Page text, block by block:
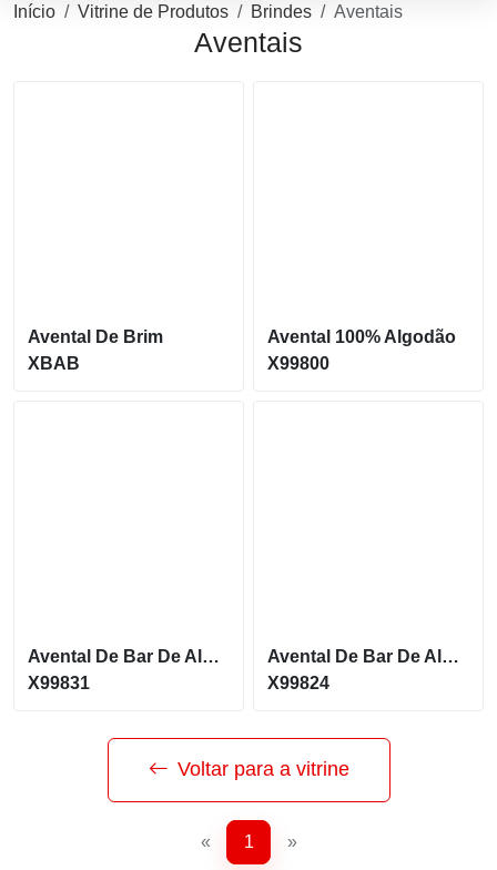
Início Vitrine de Produtos Brindes Aventais
Aventais
Avental De Brim
XBAB
Avental 100% Algodão
X99800
Avental De Bar De Algodão E Poliéster
X99831
Avental De Bar De Algodão E Poliéster
X99824
Voltar para a vitrine
« 1 »